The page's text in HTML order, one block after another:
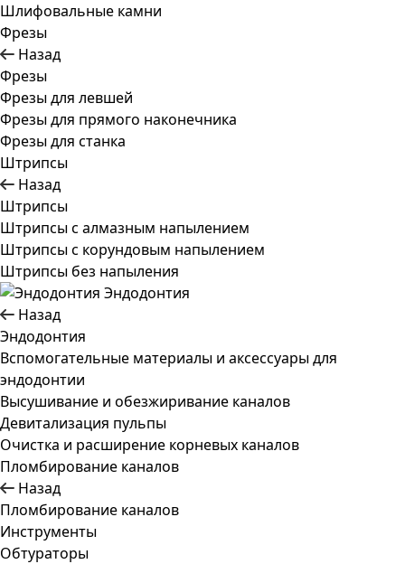
Шлифовальные камни
Фрезы
Назад
Фрезы
Фрезы для левшей
Фрезы для прямого наконечника
Фрезы для станка
Штрипсы
Назад
Штрипсы
Штрипсы c алмазным напылением
Штрипсы c корундовым напылением
Штрипсы без напыления
Эндодонтия
Назад
Эндодонтия
Вспомогательные материалы и аксессуары для
эндодонтии
Высушивание и обезжиривание каналов
Девитализация пульпы
Очистка и расширение корневых каналов
Пломбирование каналов
Назад
Пломбирование каналов
Инструменты
Обтураторы